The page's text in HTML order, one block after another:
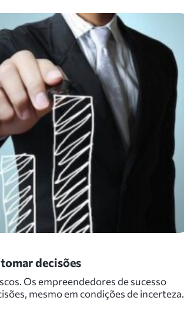
decisões
Os empreendedores de sucesso
mesmo em condições de incerteza.